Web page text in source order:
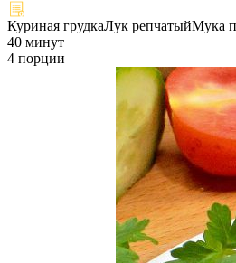
Куриная грудкаЛук репчатыйМука
40 минут
4 порции